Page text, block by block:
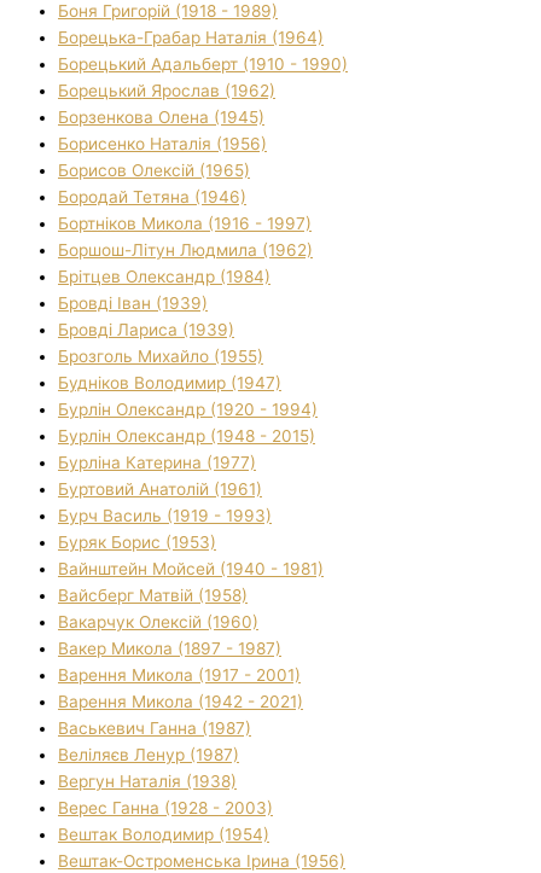
Боня Григорій (1918 - 1989)
Борецька-Грабар Наталія (1964)
Борецький Адальберт (1910 - 1990)
Борецький Ярослав (1962)
Борзенкова Олена (1945)
Борисенко Наталія (1956)
Борисов Олексій (1965)
Бородай Тетяна (1946)
Бортніков Микола (1916 - 1997)
Боршош-Літун Людмила (1962)
Брітцев Олександр (1984)
Бровді Іван (1939)
Бровді Лариса (1939)
Брозголь Михайло (1955)
Будніков Володимир (1947)
Бурлін Олександр (1920 - 1994)
Бурлін Олександр (1948 - 2015)
Бурліна Катерина (1977)
Буртовий Анатолій (1961)
Бурч Василь (1919 - 1993)
Буряк Борис (1953)
Вайнштейн Мойсей (1940 - 1981)
Вайсберг Матвій (1958)
Вакарчук Олексій (1960)
Вакер Микола (1897 - 1987)
Варення Микола (1917 - 2001)
Варення Микола (1942 - 2021)
Васькевич Ганна (1987)
Веліляєв Ленур (1987)
Вергун Наталія (1938)
Верес Ганна (1928 - 2003)
Вештак Володимир (1954)
Вештак-Остроменська Ірина (1956)